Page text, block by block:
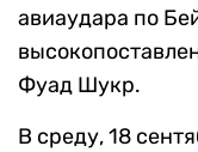
авиаудара по
Фуад Шукр.
В среду, 18